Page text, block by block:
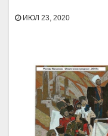
ИЮЛ 23, 2020